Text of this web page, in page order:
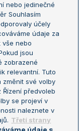
nebo jedinečné
Souhlasím
účely
údaje za
vše nebo
jsou
zobrazené
relevantní. Tuto
změnit své volby
předvoleb
se projeví v
naleznete v
Třetí strany